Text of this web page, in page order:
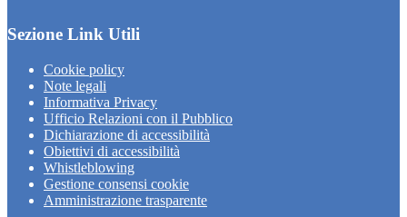
Sezione Link Utili
Cookie policy
Note legali
Informativa Privacy
Ufficio Relazioni con il Pubblico
Dichiarazione di accessibilità
Obiettivi di accessibilità
Whistleblowing
Gestione consensi cookie
Amministrazione trasparente